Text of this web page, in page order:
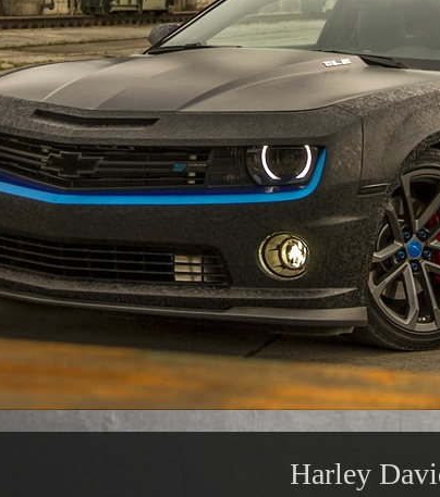
Harley